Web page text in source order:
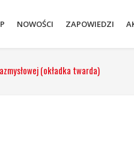
NOWOŚCI ZAPOWIEDZI
(okładka twarda)